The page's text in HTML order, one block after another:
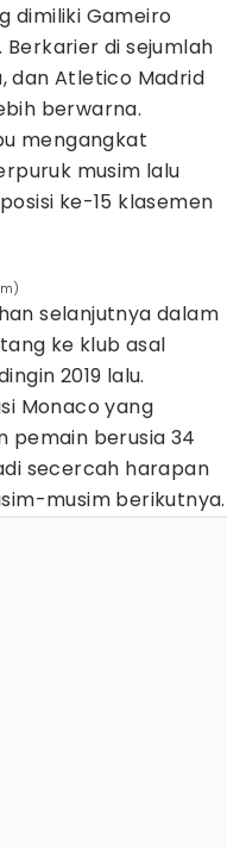
dimiliki Gameiro
di sejumlah
dan Atletico Madrid
berwarna.
mengangkat
musim lalu
ke-15 klasemen
selanjutnya dalam
ke klub asal
2019 lalu.
Monaco yang
pemain berusia 34
secercah harapan
musim berikutnya.